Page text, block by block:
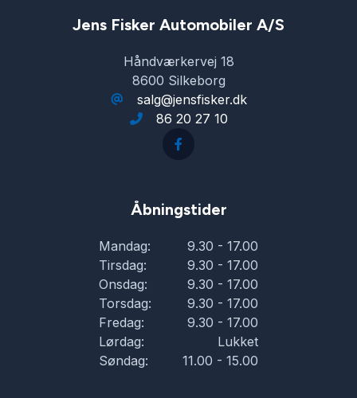
Jens Fisker Automobiler A/S
Håndværkervej 18
8600 Silkeborg
salg@jensfisker.dk
86 20 27 10
Åbningstider
Mandag:
9.30 - 17.00
Tirsdag:
9.30 - 17.00
Onsdag:
9.30 - 17.00
Torsdag:
9.30 - 17.00
Fredag:
9.30 - 17.00
Lørdag:
Lukket
Søndag:
11.00 - 15.00